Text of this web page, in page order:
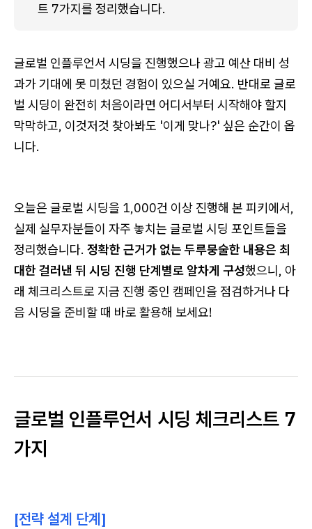
트 7가지를 정리했습니다.
글로벌 인플루언서 시딩을 진행했으나 광고 예산 대비 성
과가 기대에 못 미쳤던 경험이 있으실 거예요. 반대로 글로
벌 시딩이 완전히 처음이라면 어디서부터 시작해야 할지
막막하고, 이것저것 찾아봐도 '이게 맞나?' 싶은 순간이 옵
니다.
오늘은 글로벌 시딩을 1,000건 이상 진행해 본 피키에서,
실제 실무자분들이 자주 놓치는 글로벌 시딩 포인트들을
정리했습니다. 정확한 근거가 없는 두루뭉술한 내용은 최
대한 걸러낸 뒤 시딩 진행 단계별로 알차게 구성했으니, 아
래 체크리스트로 지금 진행 중인 캠페인을 점검하거나 다
음 시딩을 준비할 때 바로 활용해 보세요!
글로벌 인플루언서 시딩 체크리스트 7
가지
[전략 설계 단계]